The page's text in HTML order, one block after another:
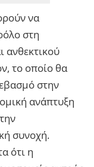
να
στη
ανθεκτικού
το οποίο θα
στην
ανάπτυξη
συνοχή.
ότι η